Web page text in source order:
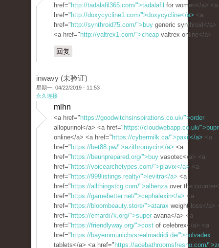
href=" http://tadalafil365.com/">tadalafil for women</a> <a
href=" http://doxycycline1.com/">doxycycline</a> <a
href=" http://synthroid75.com/">buy generic synthroid</a>
<a href=" http://valtrex1.com/">cheap valtrex online</a>
回复
inwavy (未验证)
星期一, 04/22/2019 - 11:53
永久连接
mlhn
<a href=" https://goodwitchsinspirations.co.uk/">order
allopurinol</a> <a href=" https://cloudwebapp.co.uk/
online</a> <a href=" https://cybermilk.ca/">paxil</a> <a
href=" https://bet88.pw/">azithromycin</a> <a
href=" https://beunprepared.org/">buy vasotec</a> <a
href=" https://voicearchetypes.com/">plavix</a> <a
href=" https://999listings.realty/">levitra</a> <a
href=" https://allthingstcg.com/">albenzaover the
href=" https://gamebetter.net/">cephalexin</a> <a
href=" https://bloombeauty.store/">atarax weight loss</a>
href=" https://emardi7k.org/">super avana</a> <a
href=" https://friendlyway.org/">cost of celebrex</a> <a
href=" https://bayernmunichvsrealmadridi.de/">nolvadex
tablets</a> <a href=" https://acebathroomsfresno.com/